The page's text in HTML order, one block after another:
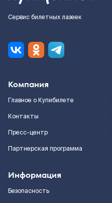
Сервис билетных лазеек
Компания
Главное о Купибилете
Контакты
Пресс-центр
Партнерская программа
Информация
Безопасность